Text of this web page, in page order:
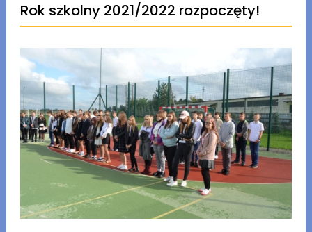
Rok szkolny 2021/2022 rozpoczęty!